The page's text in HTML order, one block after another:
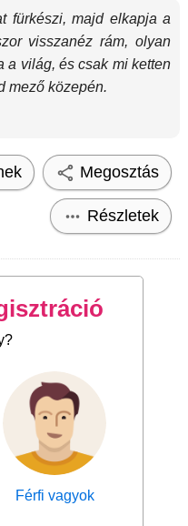
fürkészi, majd elkapja a
visszanéz rám, olyan
a világ, és csak mi ketten
mező közepén.
Megosztás
Részletek
Férfi vagyok